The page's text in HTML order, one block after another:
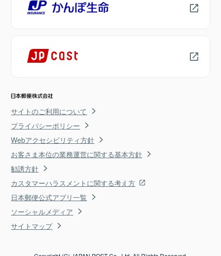
サイトのご利用について
プライバシーポリシー
Webアクセシビリティ方針
お客さま本位の業務運営に関する基本方針
勧誘方針
カスタマーハラスメントに関する考え方
日本郵便公式アプリ一覧
ソーシャルメディア
サイトマップ